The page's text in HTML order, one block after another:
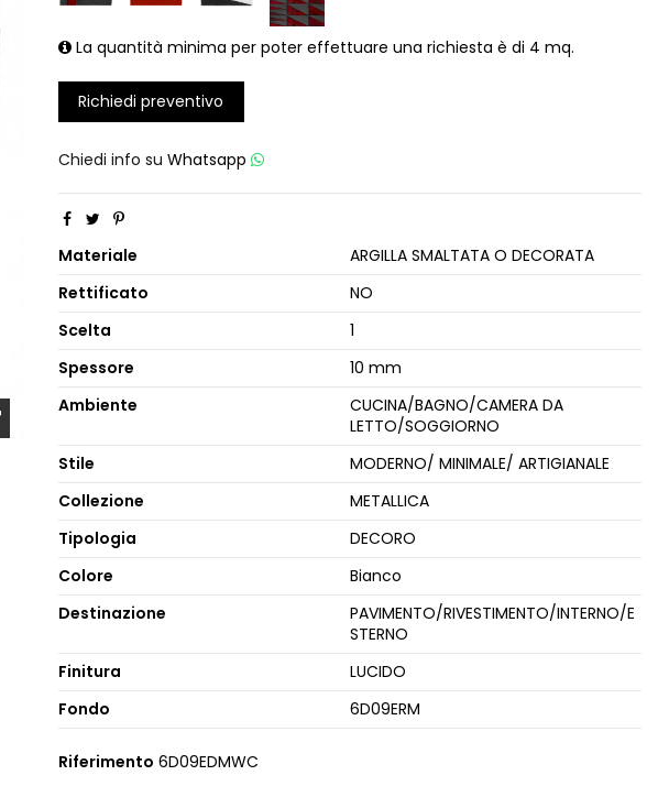
La quantità minima per poter effettuare una richiesta è di 4 mq.
Richiedi preventivo
Chiedi info su Whatsapp
Materiale
ARGILLA SMALTATA O DECORATA
Rettificato
NO
Scelta
1
Spessore
10 mm
Ambiente
CUCINA/BAGNO/CAMERA DA
LETTO/SOGGIORNO
Stile
MODERNO/ MINIMALE/ ARTIGIANALE
Collezione
METALLICA
Tipologia
DECORO
Colore
Bianco
Destinazione
PAVIMENTO/RIVESTIMENTO/INTERNO/E
STERNO
Finitura
LUCIDO
Fondo
6D09ERM
Riferimento 6D09EDMWC